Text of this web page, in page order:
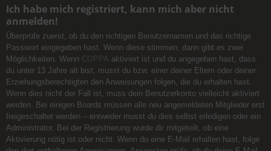
Ich habe mich registriert, kann mich aber nicht
anmelden!
Überprüfe zuerst, ob du den richtigen Benutzernamen und das richtige
Passwort eingegeben hast. Wenn diese stimmen, dann gibt es zwei
Möglichkeiten. Wenn COPPA aktiviert ist und du angegeben hast, dass
du unter 13 Jahre alt bist, musst du bzw. einer deiner Eltern oder deiner
Erziehungsberechtigten den Anweisungen folgen, die du erhalten hast.
Wenn dies nicht der Fall ist, muss dein Benutzerkonto vielleicht aktiviert
werden. Bei einigen Boards müssen alle neu angemeldeten Mitglieder erst
freigeschaltet werden – entweder musst du dies selbst erledigen oder ein
Administrator. Bei der Registrierung wurde dir mitgeteilt, ob eine
Aktivierung nötig ist oder nicht. Wenn du eine E-Mail erhalten hast, folge